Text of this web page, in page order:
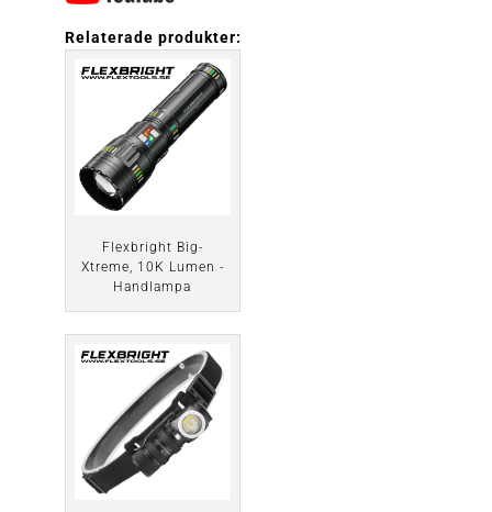
Relaterade produkter:
Flexbright Big-
Xtreme, 10K Lumen -
Handlampa